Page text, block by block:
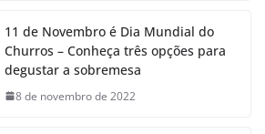
11 de Novembro é Dia Mundial do
Churros – Conheça três opções para
degustar a sobremesa
8 de novembro de 2022